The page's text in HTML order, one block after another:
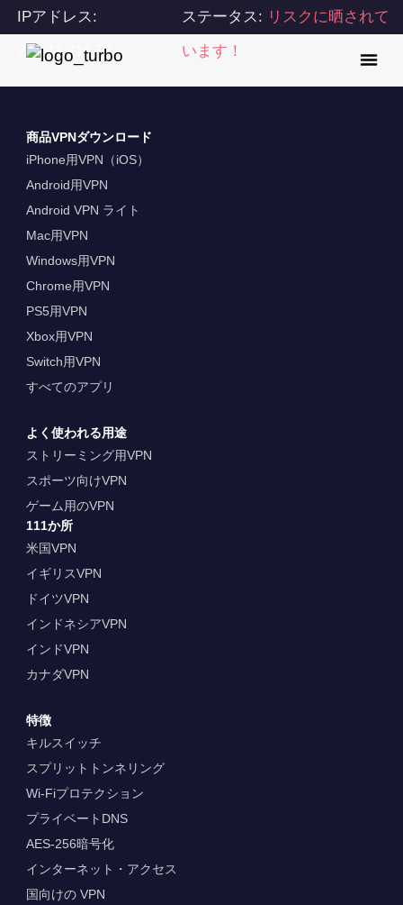
IPアドレス:
216.73.216.77
ステータス: リスクに晒されて
います！
商品VPNダウンロード
iPhone用VPN（iOS）
Android用VPN
Android VPN ライト
Mac用VPN
Windows用VPN
Chrome用VPN
PS5用VPN
Xbox用VPN
Switch用VPN
すべてのアプリ
よく使われる用途
ストリーミング用VPN
スポーツ向けVPN
ゲーム用のVPN
111か所
米国VPN
イギリスVPN
ドイツVPN
インドネシアVPN
インドVPN
カナダVPN
特徴
キルスイッチ
スプリットトンネリング
Wi-Fiプロテクション
プライベートDNS
AES-256暗号化
インターネット・アクセス
国向けの VPN